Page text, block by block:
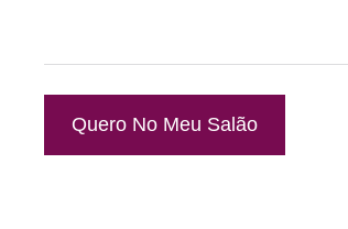
Quero No Meu Salão